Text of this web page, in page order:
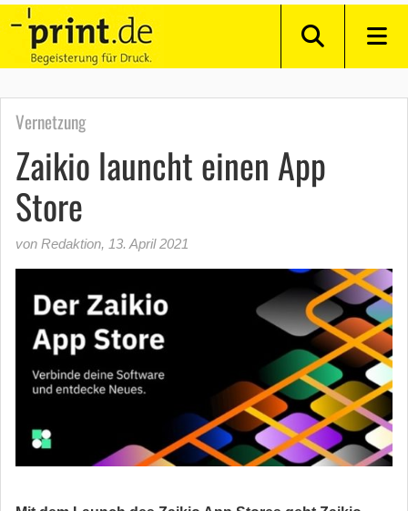
Vernetzung
Zaikio launcht einen App
Store
von Redaktion, 13. April 2021